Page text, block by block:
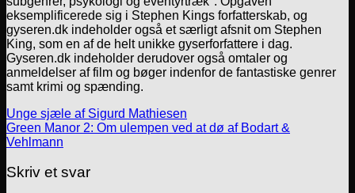
eksemplificerede sig i Stephen Kings forfatterskab, og
gyseren.dk indeholder også et særligt afsnit om Stephen
King, som en af de helt unikke gyserforfattere i dag.
Gyseren.dk indeholder derudover også omtaler og
anmeldelser af film og bøger indenfor de fantastiske genrer
samt krimi og spænding.
Unge sjæle af Sigurd Mathiesen
Green Manor 2: Om ulempen ved at dø af Bodart &
Vehlmann
Skriv et svar